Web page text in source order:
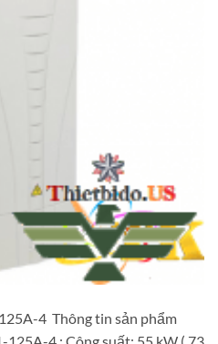
4 Thông tin sản phẩm
4 : Công suất: 55 kW ( 73